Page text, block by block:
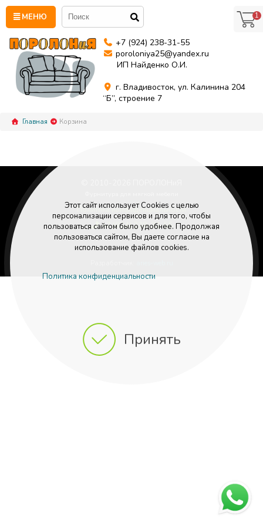
Принять
Этот сайт использует Cookies с целью
персонализации сервисов и для того, чтобы
пользоваться сайтом было удобнее. Продолжая
пользоваться сайтом, Вы даете согласие на
использование файлов cookies.
Политика конфиденциальности
МЕНЮ
+7 (924) 238-31-55
poroloniya25@yandex.ru
ИП Найденко О.И.
г. Владивосток, ул. Калинина 204
“Б”, строение 7
1
Главная Корзина
Политика конфиденциальности
+7 (924) 238-31-55
Poroloniya25@yandex.ru